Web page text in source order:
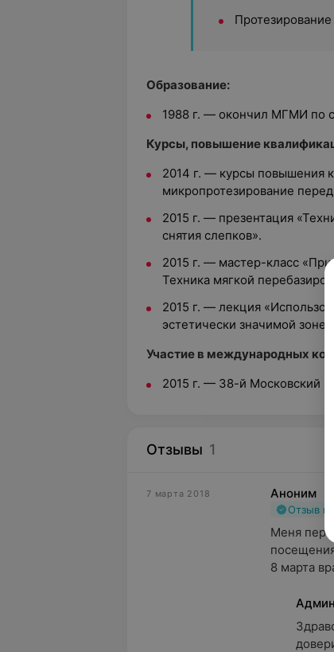
Протезирование
Образование:
1988 г. — окончил МГМИ по
Курсы, повышение
2014 г. — курсы повышения
микропротезирование
2015 г. — презентация
снятия слепков».
2015 г. — мастер-класс
Техника мягкой
2015 г. — лекция
эстетически значимой зоне».
Участие в международных
2015 г. — 38-й Московский
Отзывы 1
7 марта 2018 Аноним
Отзыв
Меня
8 марта